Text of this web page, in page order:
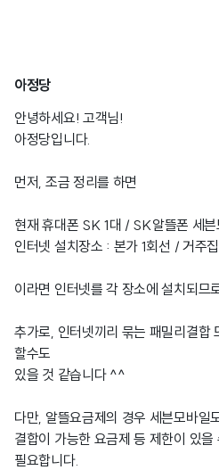
아정당
안녕하세요! 고객님!
아정당입니다.
먼저, 조금 정리를 하면
현재 휴대폰 SK 1대 / SK알뜰폰 세븐
인터넷 설치장소 : 본가 1회선 / 거주
이라면 인터넷를 각 장소에 설치되므
추가로, 인터넷끼리 묶는 패밀리결합
할수도
있을 것 같습니다 ^^
다만, 알뜰요금제의 경우 세븐모바일
결합이 가능한 요금제 등 제한이 있을
필요합니다.